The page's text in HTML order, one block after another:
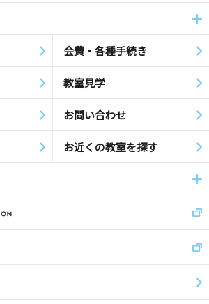
会費・各種手続き
教室見学
お問い合わせ
お近くの教室を探す